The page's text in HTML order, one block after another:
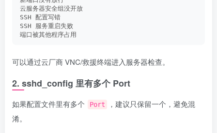
云服务器安全组没开放
SSH 配置写错
SSH 服务重启失败
端口被其他程序占用
可以通过云厂商 VNC/救援终端进入服务器检查。
2. sshd_config 里有多个 Port
如果配置文件里有多个 Port
，建议只保留一个，避免混
淆。